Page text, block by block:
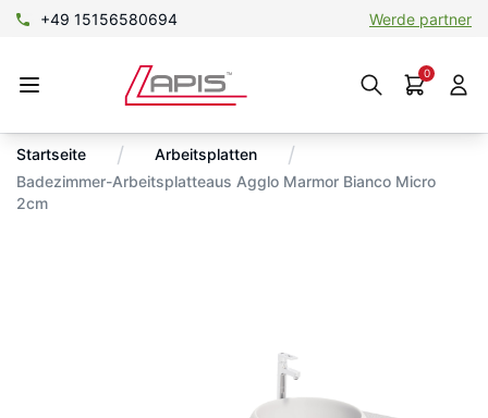
+49 15156580694 Werde partner
0
Startseite / Arbeitsplatten /
Badezimmer-Arbeitsplatteaus Agglo Marmor Bianco Micro
2cm